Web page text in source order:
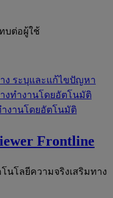
บต่อผู้ใช้
ง ระบุและแก้ไขปัญหา
งทำงานโดยอัตโนมัติ
งานโดยอัตโนมัติ
Frontline
นโลยีความจริงเสริมทาง